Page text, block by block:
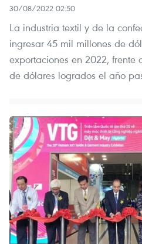
30/08/2022 02:50
La industria textil y de la
ingresar 45 mil millones de
exportaciones en 2022,
de dólares logrados el año